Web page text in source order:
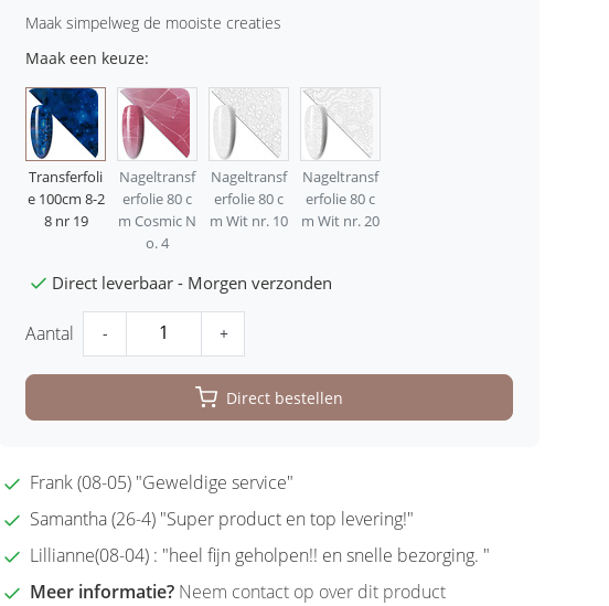
Maak simpelweg de mooiste creaties
Maak een keuze:
Transferfoli
e 100cm 8-2
8 nr 19
Nageltransf
erfolie 80 c
m Cosmic N
o. 4
Nageltransf
erfolie 80 c
m Wit nr. 10
Nageltransf
erfolie 80 c
m Wit nr. 20
Direct leverbaar - Morgen verzonden
Aantal - +
Direct bestellen
Frank (08-05) "Geweldige service"
Samantha (26-4) "Super product en top levering!"
Lillianne(08-04) : "heel fijn geholpen!! en snelle bezorging. "
Meer informatie? Neem contact op over dit product